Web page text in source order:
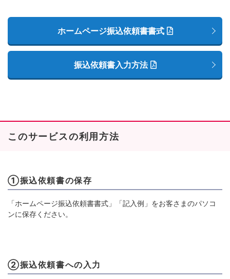
ホームページ振込依頼書書式
振込依頼書入力方法
このサービスの利用方法
①振込依頼書の保存
「ホームページ振込依頼書書式」「記入例」をお客さまのパソコ
ンに保存ください。
②振込依頼書への入力